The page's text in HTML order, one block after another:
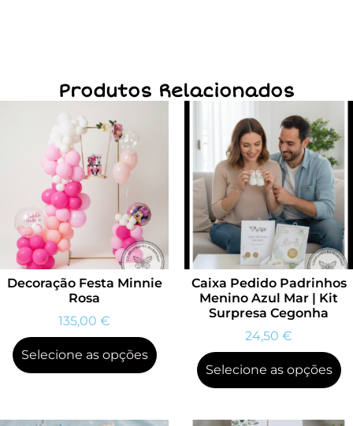
Produtos Relacionados
Decoração Festa Minnie
Rosa
135,00 €
Selecione as opções
Caixa Pedido Padrinhos
Menino Azul Mar | Kit
Surpresa Cegonha
24,50 €
Selecione as opções